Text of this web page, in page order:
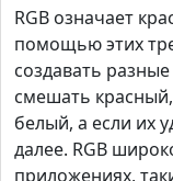
RGB означает
помощью этих
создавать
смешать
белый, а если их
далее. RGB
приложениях,